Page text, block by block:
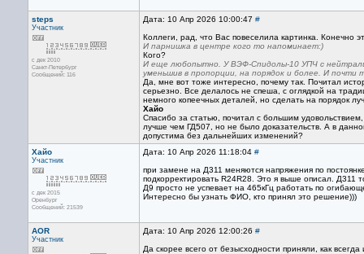
steps
Участник
с дек 2010
Санкт-Петербург
Сообщений: 116
Дата: 10 Апр 2026 10:00:47 #
Коллеги, рад, что Вас повеселила картинка. Конечно
И парнишка в центре кого то напоминает:)
Кого?
И еще любопытно. У ВЭФ-Спидолы-10 УПЧ с
уменьшив в пропорции, на порядок и более. И
Да, мне вот тоже интересно, почему так. Почитал
серьезно. Все делалось не спеша, с оглядкой на
немного копеечных деталей, но сделать на порядок
Хайо
Спасибо за статью, почитал с большим
лучше чем ГД507, но не было доказательств. А в
допустима без дальнейших изменений?
Хайо
Участник
с дек 2015
Оренбург
Сообщений: 21539
Дата: 10 Апр 2026 11:18:04 #
при замене на Д311 меняются напряжения по
подкорректировать R24R28. Это я выше описал. Д311
Д9 просто не успевает на 465кГц работать по
Интересно бы узнать ФИО, кто принял это решение)))
AOR
Участник
Дата: 10 Апр 2026 12:00:26 #
Да скорее всего от безысходности приняли, как